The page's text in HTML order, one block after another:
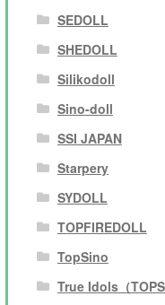
SEDOLL
SHEDOLL
Silikodoll
Sino-doll
SSI JAPAN
Starpery
SYDOLL
TOPFIREDOLL
TopSino
True Idols（